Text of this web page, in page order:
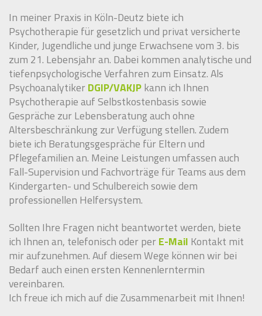
In meiner Praxis in Köln-Deutz biete ich
Psychotherapie für gesetzlich und privat versicherte
Kinder, Jugendliche und junge Erwachsene vom 3. bis
zum 21. Lebensjahr an. Dabei kommen analytische und
tiefenpsychologische Verfahren zum Einsatz. Als
PsychoanalytikerDGIP/VAKJPkann ich Ihnen
Psychotherapie auf Selbstkostenbasis sowie
Gespräche zur Lebensberatung auch ohne
Altersbeschränkung zur Verfügung stellen. Zudem
biete ich Beratungsgespräche für Eltern und
Pflegefamilien an. Meine Leistungen umfassen auch
Fall-Supervision und Fachvorträge für Teams aus dem
Kindergarten- und Schulbereich sowie dem
professionellen Helfersystem.
Sollten Ihre Fragen nicht beantwortet werden, biete
ich Ihnen an, telefonisch oder perE-Mail Kontakt mit
mir aufzunehmen. Auf diesem Wege können wir bei
Bedarf auch einen ersten Kennenlerntermin
vereinbaren.
Ich freue ich mich auf die Zusammenarbeit mit Ihnen!